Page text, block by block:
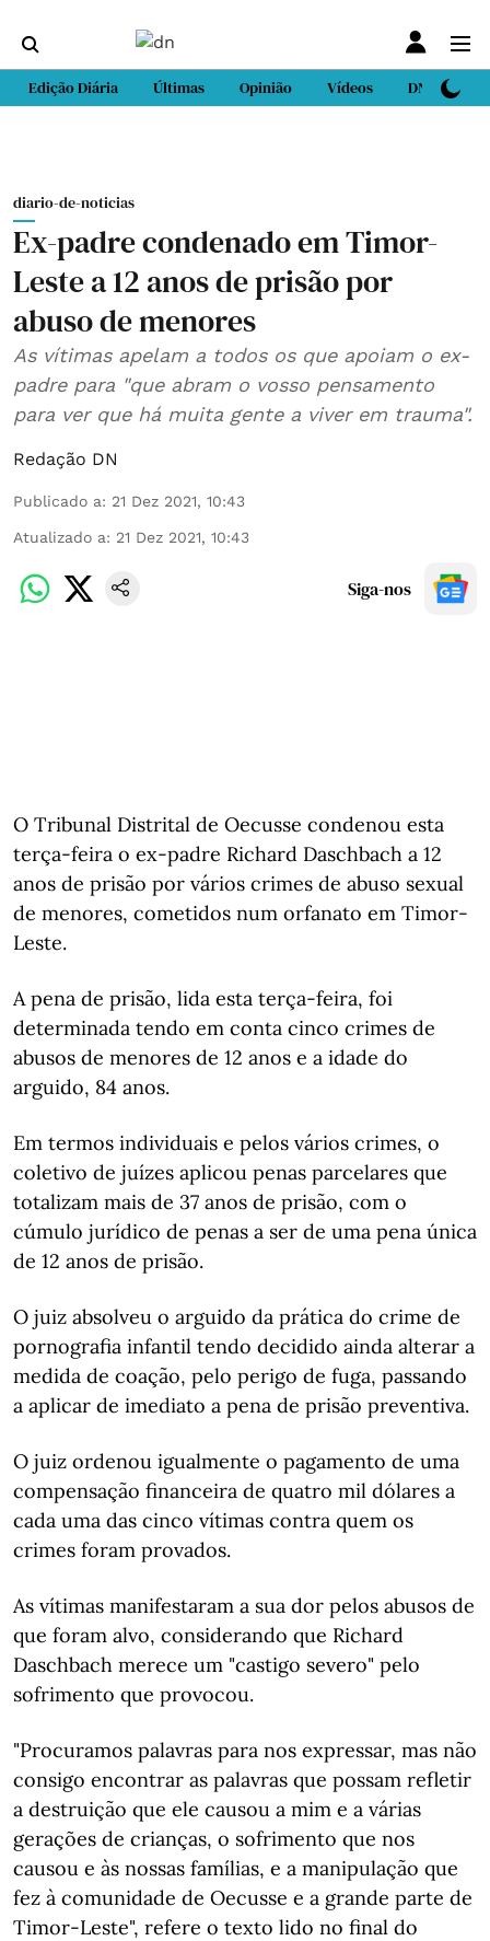
Edição Diária Últimas Opinião Vídeos DN Sport
diario-de-noticias
Ex-padre condenado em Timor-
Leste a 12 anos de prisão por
abuso de menores
As vítimas apelam a todos os que apoiam o ex-
padre para "que abram o vosso pensamento
para ver que há muita gente a viver em trauma".
Redação DN
Publicado a: 21 Dez 2021, 10:43
Atualizado a: 21 Dez 2021, 10:43
Siga-nos
O Tribunal Distrital de Oecusse condenou esta
terça-feira o ex-padre Richard Daschbach a 12
anos de prisão por vários crimes de abuso sexual
de menores, cometidos num orfanato em Timor-
Leste.
A pena de prisão, lida esta terça-feira, foi
determinada tendo em conta cinco crimes de
abusos de menores de 12 anos e a idade do
arguido, 84 anos.
Em termos individuais e pelos vários crimes, o
coletivo de juízes aplicou penas parcelares que
totalizam mais de 37 anos de prisão, com o
cúmulo jurídico de penas a ser de uma pena única
de 12 anos de prisão.
O juiz absolveu o arguido da prática do crime de
pornografia infantil tendo decidido ainda alterar a
medida de coação, pelo perigo de fuga, passando
a aplicar de imediato a pena de prisão preventiva.
O juiz ordenou igualmente o pagamento de uma
compensação financeira de quatro mil dólares a
cada uma das cinco vítimas contra quem os
crimes foram provados.
As vítimas manifestaram a sua dor pelos abusos de
que foram alvo, considerando que Richard
Daschbach merece um "castigo severo" pelo
sofrimento que provocou.
"Procuramos palavras para nos expressar, mas não
consigo encontrar as palavras que possam refletir
a destruição que ele causou a mim e a várias
gerações de crianças, o sofrimento que nos
causou e às nossas famílias, e a manipulação que
fez à comunidade de Oecusse e a grande parte de
Timor-Leste", refere o texto lido no final do